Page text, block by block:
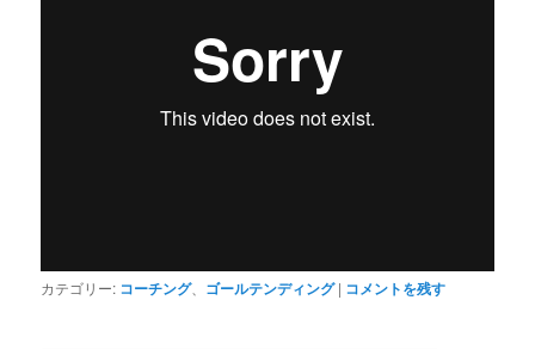
カテゴリー: コーチング、 ゴールテンディング | コメントを残す